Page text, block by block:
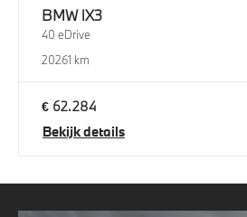
BMW iX3
40 eDrive
20261 km
€ 62.284
Bekijk details